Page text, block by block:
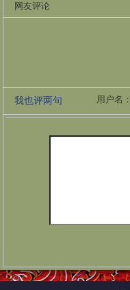
网友评论
我也评两句 用户名：